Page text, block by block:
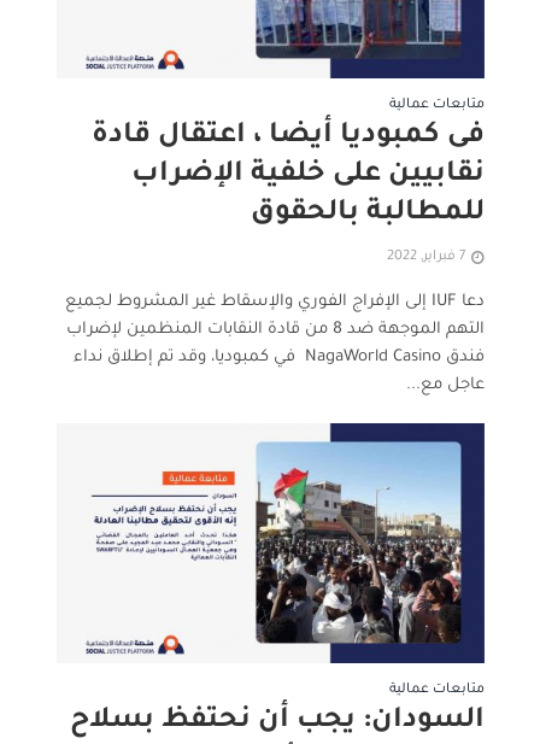
متابعات عمالية
فى كمبوديا أيضا ، اعتقال قادة
نقابيين على خلفية الإضراب
للمطالبة بالحقوق
7 فبراير, 2022
دعا IUF إلى الإفراج الفوري والإسقاط غير المشروط لجميع
التهم الموجهة ضد 8 من قادة النقابات المنظمين لإضراب
فندق NagaWorld Casino في كمبوديا، وقد تم إطلاق نداء
عاجل مع...
متابعات عمالية
السودان: يجب أن نحتفظ بسلاح